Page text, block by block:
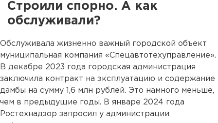
Строили спорно. А как
обслуживали?
Обслуживала жизненно важный городской объект
муниципальная компания «Спецавтотехуправление».
В декабре 2023 года городская администрация
заключила контракт на эксплуатацию и содержание
дамбы на сумму 1,6 млн рублей. Это намного меньше,
чем в предыдущие годы. В январе 2024 года
Ростехнадзор запросил у администрации